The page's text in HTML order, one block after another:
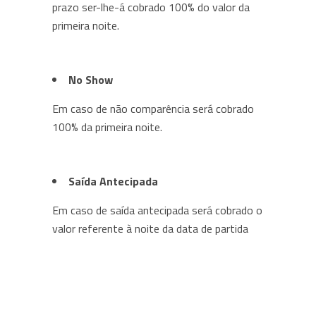
prazo ser-lhe-á cobrado 100% do valor da
primeira noite.
No Show
Em caso de não comparência será cobrado
100% da primeira noite.
Saída Antecipada
Em caso de saída antecipada será cobrado o
valor referente à noite da data de partida